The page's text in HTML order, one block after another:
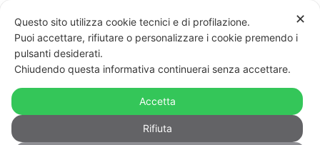
Bologna: “Sei frocio?” e poi calci e
pugni contro uno studente inglese in
Erasmus
✕
Questo sito utilizza cookie tecnici e di profilazione.
Puoi accettare, rifiutare o personalizzare i cookie premendo i
pulsanti desiderati.
Chiudendo questa informativa continuerai senza accettare.
Accetta
Rifiuta